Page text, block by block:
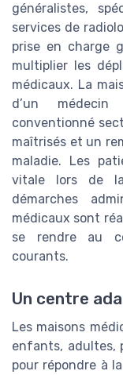
généralistes,
services de
prise en charge
multiplier les
médicaux. La
d’un
conventionné
maîtrisés et un
maladie. Les
vitale lors de
démarches
médicaux sont
se rendre au
courants.
Un centre
Les maisons
enfants, adultes,
pour répondre à